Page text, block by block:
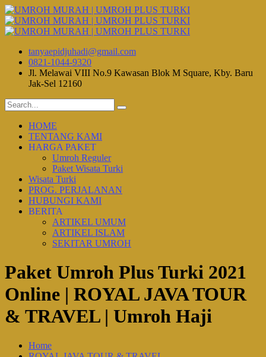
tanyaepidjuhadi@gmail.com
0821-1044-9320
Jl. Melawai VIII No.9 Kawasan Blok M Square, Kby. Baru
Jak-Sel 12160
HOME
TENTANG KAMI
HARGA PAKET
Umroh Reguler
Paket Wisata Turki
Wisata Turki
PROG. PERJALANAN
HUBUNGI KAMI
BERITA
ARTIKEL UMUM
ARTIKEL ISLAM
SEKITAR UMROH
Paket Umroh Plus Turki 2021
Online | ROYAL JAVA TOUR
& TRAVEL | Umroh Haji
Home